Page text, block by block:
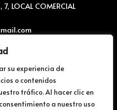
su experiencia de
o contenidos
tráfico. Al hacer clic en
a nuestro uso
LOCAL COMERCIAL